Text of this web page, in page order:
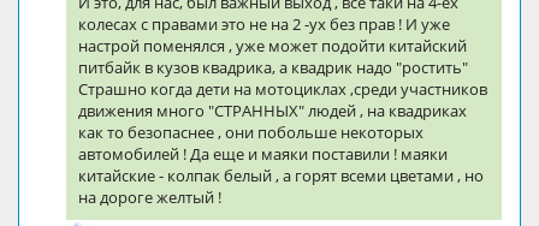
колесах с правами это не на 2 -ух без прав ! И уже
настрой поменялся , уже может подойти китайский
питбайк в кузов квадрика, а квадрик надо "ростить"
Страшно когда дети на мотоциклах ,среди участников
движения много "СТРАННЫХ" людей , на квадриках
как то безопаснее , они побольше некоторых
автомобилей ! Да еще и маяки поставили ! маяки
китайские - колпак белый , а горят всеми цветами , но
на дороге желтый !